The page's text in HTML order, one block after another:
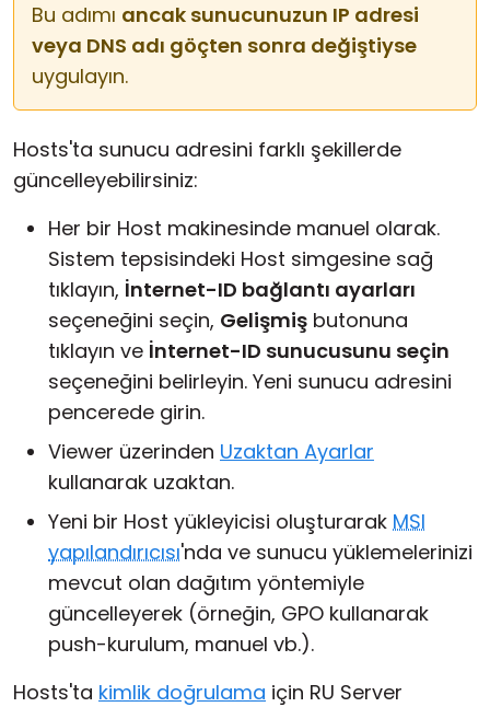
Bu adımı ancak sunucunuzun IP adresi
veya DNS adı göçten sonra değiştiyse
uygulayın.
Hosts'ta sunucu adresini farklı şekillerde
güncelleyebilirsiniz:
Her bir Host makinesinde manuel olarak.
Sistem tepsisindeki Host simgesine sağ
tıklayın, İnternet-ID bağlantı ayarları
seçeneğini seçin, Gelişmiş butonuna
tıklayın ve İnternet-ID sunucusunu seçin
seçeneğini belirleyin. Yeni sunucu adresini
pencerede girin.
Viewer üzerinden Uzaktan Ayarlar
kullanarak uzaktan.
Yeni bir Host yükleyicisi oluşturarak MSI
yapılandırıcısı'nda ve sunucu yüklemelerinizi
mevcut olan dağıtım yöntemiyle
güncelleyerek (örneğin, GPO kullanarak
push-kurulum, manuel vb.).
Hosts'ta kimlik doğrulama için RU Server